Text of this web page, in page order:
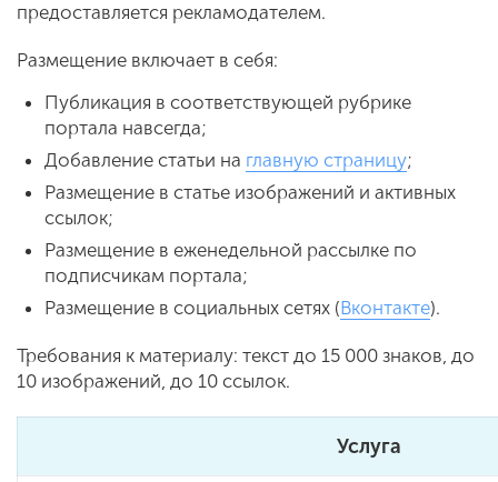
предоставляется рекламодателем.
Размещение включает в себя:
Публикация в соответствующей рубрике
портала навсегда;
Добавление статьи на главную страницу;
Размещение в статье изображений и активных
ссылок;
Размещение в еженедельной рассылке по
подписчикам портала;
Размещение в социальных сетях (Вконтакте).
Требования к материалу: текст до 15 000 знаков, до
10 изображений, до 10 ссылок.
Услуга